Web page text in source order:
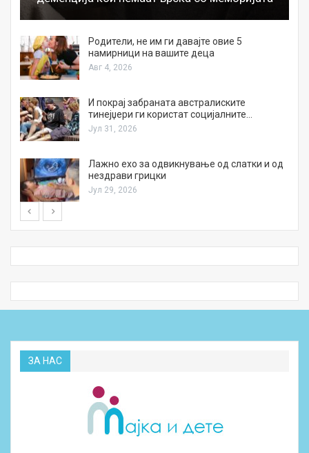
Родители, не им ги давајте овие 5
намирници на вашите деца
Авг 4, 2026
И покрај забраната австралиските
тинејџери ги користат социјалните…
Јул 31, 2026
Лажно ехо за одвикнување од слатки и од
нездрави грицки
Јул 29, 2026
ЗА НАС